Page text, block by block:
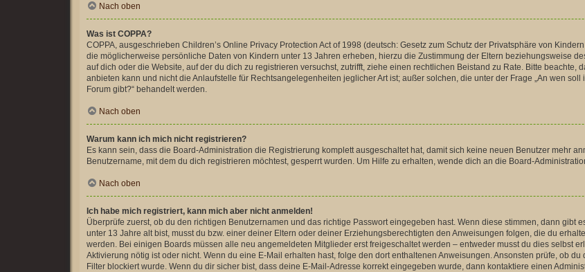
Nach oben
Was ist COPPA?
COPPA, ausgeschrieben Children’s Online Privacy Protection Act of 1998 (deutsch: Gesetz zum Schutz der Privatsphäre von
die möglicherweise persönliche Daten von Kindern unter 13 Jahren erheben, hierzu die Zustimmung der Eltern beziehungsweise
auf dich oder die Website, auf der du dich zu registrieren versuchst, zutrifft, ziehe einen rechtlichen Beistand zu Rate. Bitte
anbieten kann und nicht die Anlaufstelle für Rechtsangelegenheiten jeglicher Art ist; außer solchen, die unter der Frage „An wen
Forum gibt?“ behandelt werden.
Nach oben
Warum kann ich mich nicht registrieren?
Es kann sein, dass die Board-Administration die Registrierung komplett ausgeschaltet hat, damit sich keine neuen Benutzer mehr
Benutzername, mit dem du dich registrieren möchtest, gesperrt wurden. Um Hilfe zu erhalten, wende dich an die Board-
Nach oben
Ich habe mich registriert, kann mich aber nicht anmelden!
Überprüfe zuerst, ob du den richtigen Benutzernamen und das richtige Passwort eingegeben hast. Wenn diese stimmen, dann gibt
unter 13 Jahre alt bist, musst du bzw. einer deiner Eltern oder deiner Erziehungsberechtigten den Anweisungen folgen, die du
werden. Bei einigen Boards müssen alle neu angemeldeten Mitglieder erst freigeschaltet werden – entweder musst du dies selbst
Aktivierung nötig ist oder nicht. Wenn du eine E-Mail erhalten hast, folge den dort enthaltenen Anweisungen. Ansonsten prüfe, ob
Filter blockiert wurde. Wenn du dir sicher bist, dass deine E-Mail-Adresse korrekt eingegeben wurde, dann kontaktiere einen